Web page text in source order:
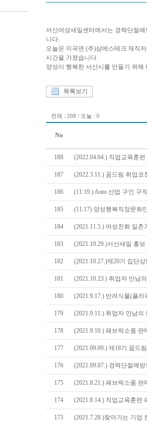
서산여성새일센터에서는 경력단절
니다.
오늘은 지곡면 (주)삼에스테크 재직
시간을 가졌습니다.
양성이 행복한 서산시를 만들기 위해
목록보기
전체 : 208 / 오늘 : 0
No
188 (2022.04.04.) 직업교육훈
187 (2022.3.11.) 꿈드림 취업
186 (11.19.) Auto 산업 구인.구
185 (11.17) 양성행복직장문화
184 (2021.11.5.) 여성친화 일
183 (2021.10.29.)서산새일 홍
182 (2021.10.27.)제20기 집단
181 (2021.10.23.) 취업자 만남
180 (2021.9.17.) 반려식물(플
179 (2021.9.11.) 취업자 만남
178 (2021.9.10.) 패브릭소품
177 (2021.09.09.) 제18기 꿈드
176 (2021.09.07.) 경력단절예
175 (2021.8.21.) 패브릭소품
174 (2021.8.14.) 직업교육훈련
173 (2021.7.28.)찾아가는 기업